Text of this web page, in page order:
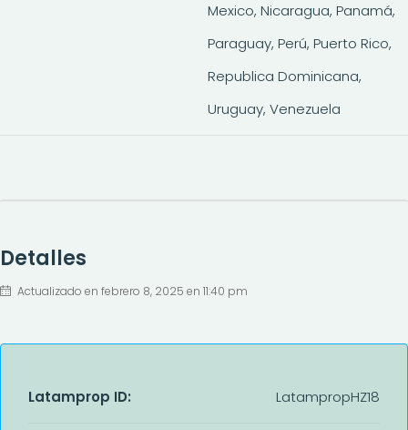
Mexico, Nicaragua, Panamá,
Paraguay, Perú, Puerto Rico,
Republica Dominicana,
Uruguay, Venezuela
Detalles
Actualizado en febrero 8, 2025 en 11:40 pm
Latamprop ID: LatampropHZ18